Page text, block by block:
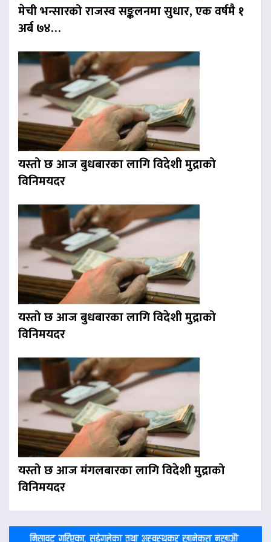
मेची भन्सारको राजस्व सङ्कलनमा सुधार, एक वर्षमै १
अर्ब ७४…
यस्तो छ आज बुधबारका लागि विदेशी मुद्राको
विनिमयदर
यस्तो छ आज बुधबारका लागि विदेशी मुद्राको
विनिमयदर
यस्तो छ आज मंगलबारका लागि विदेशी मुद्राको
विनिमयदर